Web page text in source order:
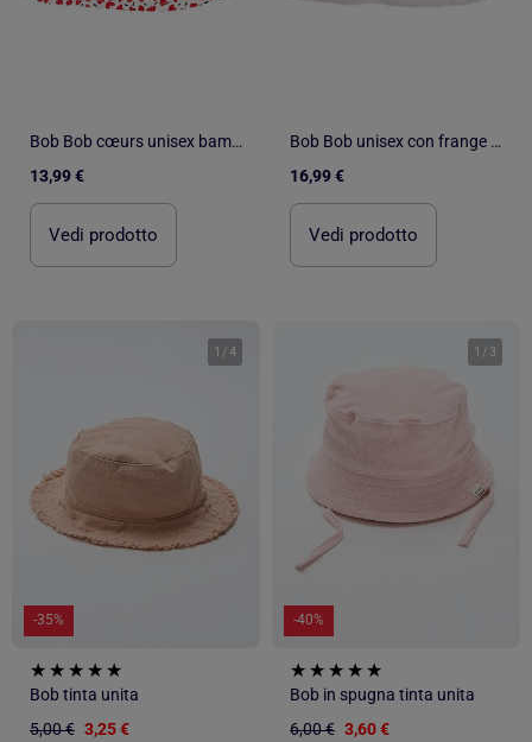
Bob Bob cœurs unisex bambino Isotoner
13,99 €
Vedi prodotto
Bob Bob unisex con frange unisex adulto Isotoner
16,99 €
Vedi prodotto
1 /4
-35%
Bob tinta unita
5,00 € 3,25 €
1 / 3
-40%
Bob in spugna tinta unita
6,00 € 3,60 €